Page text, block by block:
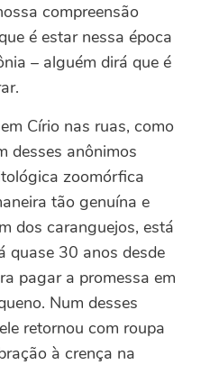
compreensão
é estar nessa época
– alguém dirá que é
Círio nas ruas, como
desses anônimos
zoomórfica
tão genuína e
dos caranguejos, está
quase 30 anos desde
pagar a promessa em
Num desses
retornou com roupa
à crença na